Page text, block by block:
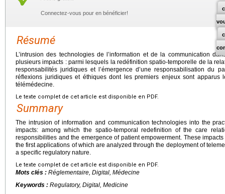
Connectez-vous pour en bénéficier!
Résumé
L’intrusion des technologies de l’information et de la communication
plusieurs impacts : parmi lesquels la redéfinition spatio-temporelle de la
responsabilités juridiques et l’émergence d’une responsabilisation du
réflexions juridiques et éthiques dont les premiers enjeux sont apparus
télémédecine.
Le texte complet de cet article est disponible en PDF.
Summary
The intrusion of information and communication technologies into the
impacts: among which the spatio-temporal redefinition of the care
responsibilities and the emergence of patient empowerment. These
the first applications of which are analyzed through the deployment of
a specific regulatory nature.
Le texte complet de cet article est disponible en PDF.
Mots clés : Réglementaire, Digital, Médecine
Keywords : Regulatory, Digital, Medicine